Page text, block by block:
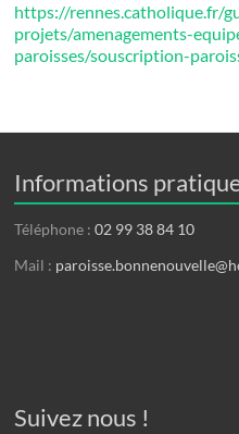
https://rennes.catholique.fr/
projets/amenagements-
paroisses/souscription-
Informations
Téléphone :02 99 38 84 10
Mail :
Suivez nous !